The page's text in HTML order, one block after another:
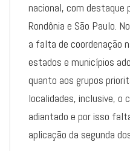
nacional, com destaque
Rondônia e São Paulo. No
a falta de coordenação
estados e municípios
quanto aos grupos
localidades, inclusive, o
adiantado e por isso
aplicação da segunda